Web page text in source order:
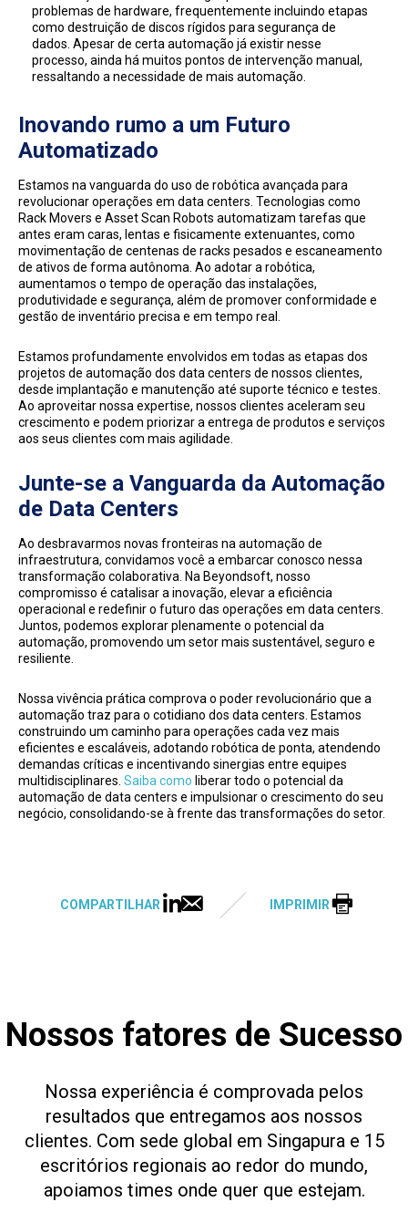
problemas de hardware, frequentemente incluindo etapas
como destruição de discos rígidos para segurança de
dados. Apesar de certa automação já existir nesse
processo, ainda há muitos pontos de intervenção manual,
ressaltando a necessidade de mais automação.
Inovando rumo a um Futuro
Automatizado
Estamos na vanguarda do uso de robótica avançada para
revolucionar operações em data centers. Tecnologias como
Rack Movers e Asset Scan Robots automatizam tarefas que
antes eram caras, lentas e fisicamente extenuantes, como
movimentação de centenas de racks pesados e escaneamento
de ativos de forma autônoma. Ao adotar a robótica,
aumentamos o tempo de operação das instalações,
produtividade e segurança, além de promover conformidade e
gestão de inventário precisa e em tempo real.
Estamos profundamente envolvidos em todas as etapas dos
projetos de automação dos data centers de nossos clientes,
desde implantação e manutenção até suporte técnico e testes.
Ao aproveitar nossa expertise, nossos clientes aceleram seu
crescimento e podem priorizar a entrega de produtos e serviços
aos seus clientes com mais agilidade.
Junte-se a Vanguarda da Automação
de Data Centers
Ao desbravarmos novas fronteiras na automação de
infraestrutura, convidamos você a embarcar conosco nessa
transformação colaborativa. Na Beyondsoft, nosso
compromisso é catalisar a inovação, elevar a eficiência
operacional e redefinir o futuro das operações em data centers.
Juntos, podemos explorar plenamente o potencial da
automação, promovendo um setor mais sustentável, seguro e
resiliente.
Nossa vivência prática comprova o poder revolucionário que a
automação traz para o cotidiano dos data centers. Estamos
construindo um caminho para operações cada vez mais
eficientes e escaláveis, adotando robótica de ponta, atendendo
demandas críticas e incentivando sinergias entre equipes
multidisciplinares. Saiba como liberar todo o potencial da
automação de data centers e impulsionar o crescimento do seu
negócio, consolidando-se à frente das transformações do setor.
COMPARTILHAR IMPRIMIR
Nossos fatores de Sucesso
Nossa experiência é comprovada pelos
resultados que entregamos aos nossos
clientes. Com sede global em Singapura e 15
escritórios regionais ao redor do mundo,
apoiamos times onde quer que estejam.